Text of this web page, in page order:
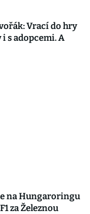
Vrací do hry
s adopcemi. A
na Hungaroringu
za Železnou